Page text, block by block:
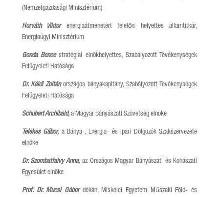
(Nemzetgazdasági Minisztérium)
Horváth Viktorenergiaátmenetért felelős helyettes államtitkár,
Energiaügyi Minisztérium
Gonda Bencestratégiai elnökhelyettes, Szabályozott Tevékenységek
Felügyeleti Hatósága
Dr. Káldi Zoltánországos bányakapitány, Szabályozott Tevékenységek
Felügyeleti Hatósága
Schubert Archibald,a Magyar Bányászati Szövetség elnöke
Telekes Gábor,a Bánya-, Energia- és Ipari Dolgozók Szakszervezete
elnöke
Dr. Szombatfalvy Anna,az Országos Magyar Bányászati és Kohászati
Egyesület elnöke
Prof. Dr. Mucsi Gábordékán, Miskolci Egyetem Műszaki Föld- és